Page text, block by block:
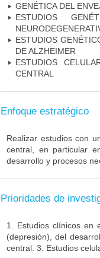
GENÉTICA DEL
ESTUDIOS
ESTUDIOS
DE ALZHEIMER
ESTUDIOS
CENTRAL
Enfoque estratégico
Realizar estudios con
central, en particular
desarrollo y procesos
Prioridades de
1. Estudios clínicos en
(depresión), del
central. 3. Estudios